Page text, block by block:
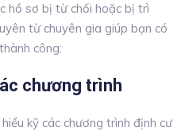
hồ sơ bị từ chối hoặc bị trì
từ chuyên gia giúp bạn có
công:
chương trình
kỹ các chương trình định cư